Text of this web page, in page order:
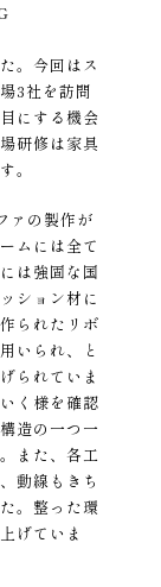
。今回はス
3社を訪問
にする機会
研修は家具
。
ァの製作が
ムには全て
は強固な国
ション材に
られたリボ
いられ、と
られていま
く様を確認
造の一つ一
また、各工
動線もきち
。整った環
げていま